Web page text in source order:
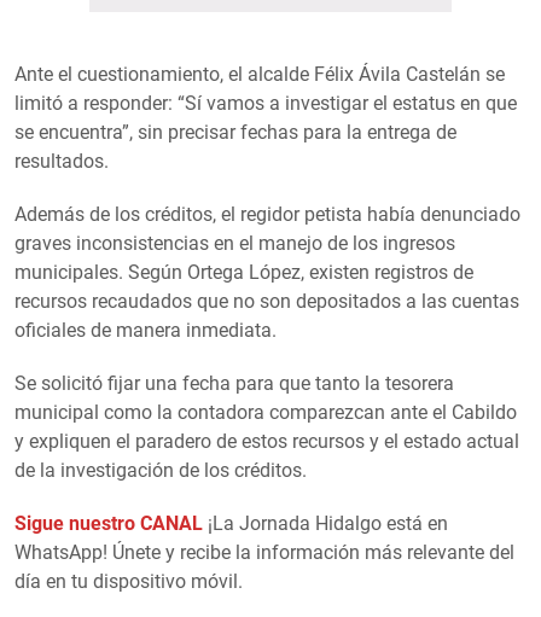
Ante el cuestionamiento, el alcalde Félix Ávila Castelán se
limitó a responder: “Sí vamos a investigar el estatus en que
se encuentra”, sin precisar fechas para la entrega de
resultados.
Además de los créditos, el regidor petista había denunciado
graves inconsistencias en el manejo de los ingresos
municipales. Según Ortega López, existen registros de
recursos recaudados que no son depositados a las cuentas
oficiales de manera inmediata.
Se solicitó fijar una fecha para que tanto la tesorera
municipal como la contadora comparezcan ante el Cabildo
y expliquen el paradero de estos recursos y el estado actual
de la investigación de los créditos.
Sigue nuestro CANAL ¡La Jornada Hidalgo está en
WhatsApp! Únete y recibe la información más relevante del
día en tu dispositivo móvil.